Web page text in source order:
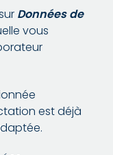
Données de
vous
est déjà